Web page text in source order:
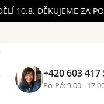
10.8. DĚKUJEME ZA
+420 603 417
Po-Pá: 9.00 -